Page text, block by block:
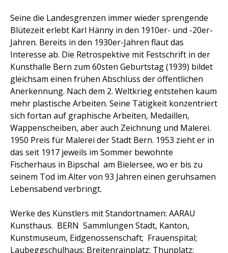
Seine die Landesgrenzen immer wieder sprengende
Blütezeit erlebt Karl Hänny in den 1910er- und -20er-
Jahren. Bereits in den 1930er-Jahren flaut das
Interesse ab. Die Retrospektive mit Festschrift in der
Kunsthalle Bern zum 60sten Geburtstag (1939) bildet
gleichsam einen frühen Abschluss der öffentlichen
Anerkennung. Nach dem 2. Weltkrieg entstehen kaum
mehr plastische Arbeiten. Seine Tätigkeit konzentriert
sich fortan auf graphische Arbeiten, Medaillen,
Wappenscheiben, aber auch Zeichnung und Malerei.
1950 Preis für Malerei der Stadt Bern. 1953 zieht er in
das seit 1917 jeweils im Sommer bewohnte
Fischerhaus in Bipschal am Bielersee, wo er bis zu
seinem Tod im Alter von 93 Jahren einen geruhsamen
Lebensabend verbringt.
Werke des Künstlers mit Standortnamen: AARAU
Kunsthaus. BERN Sammlungen Stadt, Kanton,
Kunstmuseum, Eidgenossenschaft; Frauenspital;
Laubeggschulhaus; Breitenrainplatz; Thunplatz;